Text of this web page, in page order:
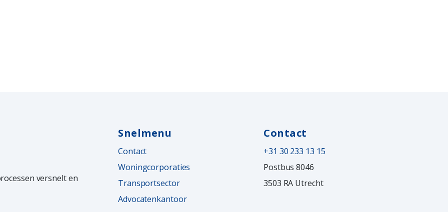
versnelt en
Snelmenu
Contact
Woningcorporaties
Transportsector
Advocatenkantoor
Contact
+31 30 233 13 15
Postbus 8046
3503 RA Utrecht